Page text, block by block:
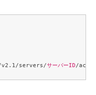
servers/サーバーID